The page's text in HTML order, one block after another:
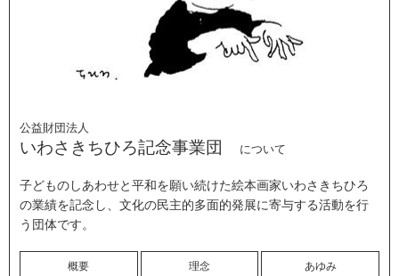
公益財団法人
いわさきちひろ記念事業団 について
子どものしあわせと平和を願い続けた絵本画家いわさきちひろ
の業績を記念し、文化の民主的多面的発展に寄与する活動を行
う団体です。
概要 理念 あゆみ